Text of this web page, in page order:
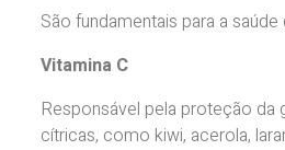
São fundamentais para a
Vitamina C
Responsável pela proteção da
cítricas, como kiwi, acerola,